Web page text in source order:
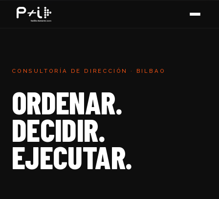
CONSULTORÍA DE DIRECCIÓN · BILBAO
ORDENAR.
DECIDIR.
EJECUTAR.